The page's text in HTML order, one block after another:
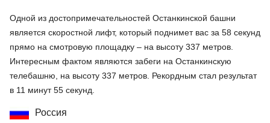
Одной из достопримечательностей Останкинской башни
является скоростной лифт, который поднимет вас за 58 секунд
прямо на смотровую площадку – на высоту 337 метров.
Интересным фактом являются забеги на Останкинскую
телебашню, на высоту 337 метров. Рекордным стал результат
в 11 минут 55 секунд.
Россия